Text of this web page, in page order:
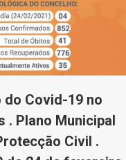
do Covid-19 no
. Plano Municipal
Civil .